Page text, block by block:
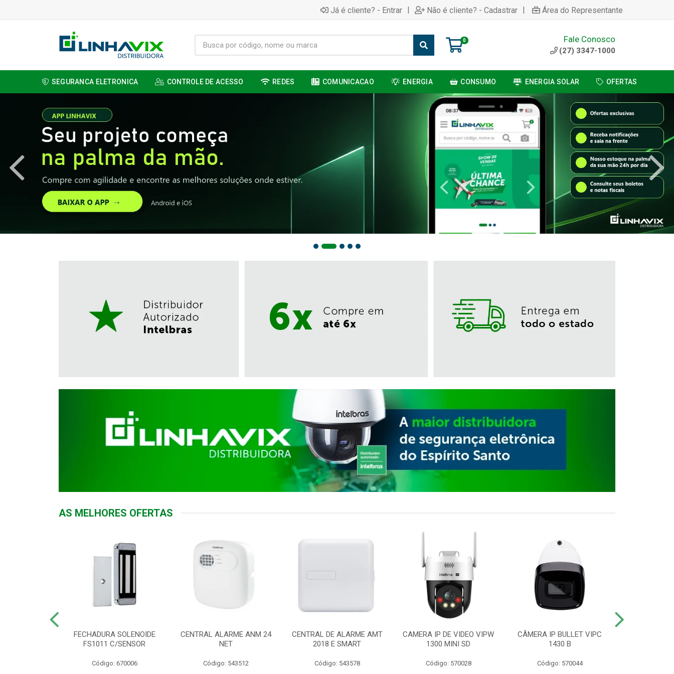
Já é cliente? - Entrar | Não é cliente? - Cadastrar | Área do Representante
0 Fale Conosco
(27) 3347-1000
SEGURANCA ELETRONICA CONTROLE DE ACESSO REDES COMUNICACAO ENERGIA CONSUMO ENERGIA SOLAR OFERTAS
AS MELHORES OFERTAS
FECHADURA SOLENOIDE
FS1011 C/SENSOR
Código: 670006
CENTRAL ALARME ANM 24
NET
Código: 543512
CENTRAL DE ALARME AMT
2018 E SMART
Código: 543578
CAMERA IP DE VIDEO VIPW
1300 MINI SD
Código: 570028
CÂMERA IP BULLET VIPC
1430 B
Código: 570044